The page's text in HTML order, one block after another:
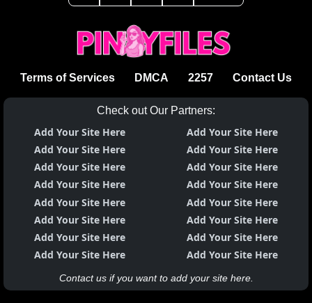
Terms of Services DMCA 2257 Contact Us
Check out Our Partners:
Add Your Site Here
Add Your Site Here
Add Your Site Here
Add Your Site Here
Add Your Site Here
Add Your Site Here
Add Your Site Here
Add Your Site Here
Add Your Site Here
Add Your Site Here
Add Your Site Here
Add Your Site Here
Add Your Site Here
Add Your Site Here
Add Your Site Here
Add Your Site Here
Contact us if you want to add your site here.